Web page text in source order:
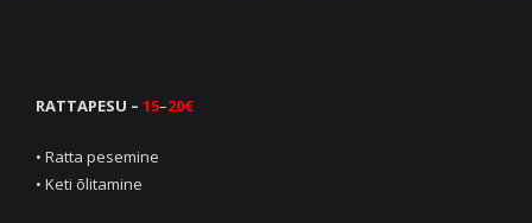
RATTAPESU – 15–20€
• Ratta pesemine
• Keti õlitamine